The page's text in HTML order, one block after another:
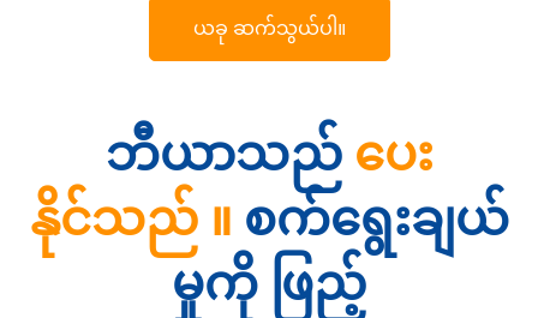
ယခု ဆက်သွယ်ပါ။
ဘီယာသည် ပေး
နိုင်သည် ။ စက်ရွေးချယ်
မှုကို ဖြည့်